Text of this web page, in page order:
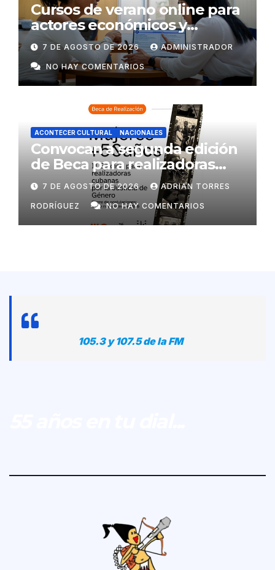
Cursos de verano online para
actores económicos y
estatales
7 DE AGOSTO DE 2026 ADMINISTRADOR
NO HAY COMENTARIOS
ACONTECER CULTURAL NACIONALES
Convocan a segunda edición
de Beca para realizadoras
mayores de 50 años
7 DE AGOSTO DE 2026 ADRIAN TORRES
RODRÍGUEZ NO HAY COMENTARIOS
105.3 y 107.5 de la FM